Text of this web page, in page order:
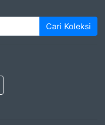
Cari Koleksi